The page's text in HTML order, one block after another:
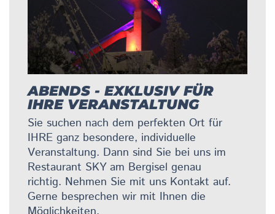
ABENDS - EXKLUSIV FÜR
IHRE VERANSTALTUNG
Sie suchen nach dem perfekten Ort für
IHRE ganz besondere, individuelle
Veranstaltung. Dann sind Sie bei uns im
Restaurant SKY am Bergisel genau
richtig. Nehmen Sie mit uns Kontakt auf.
Gerne besprechen wir mit Ihnen die